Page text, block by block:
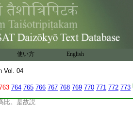
使い方 English
Vol. 04
764 765 766 767 768 769 770 771 772 773
向一切衆生
心爲衆生
若有人施一
福何者爲多。
其福甚
諸善本也。盡
人其福難
比。是故説